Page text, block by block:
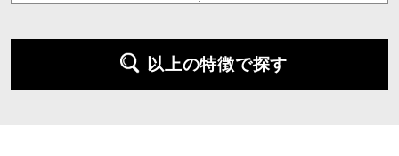
以上の特徴で探す